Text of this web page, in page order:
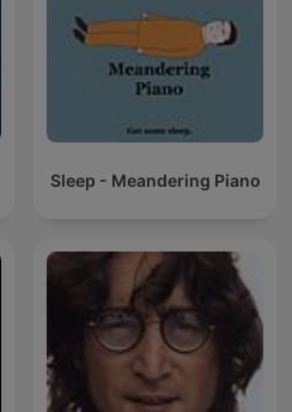
Sleep - Meandering Piano